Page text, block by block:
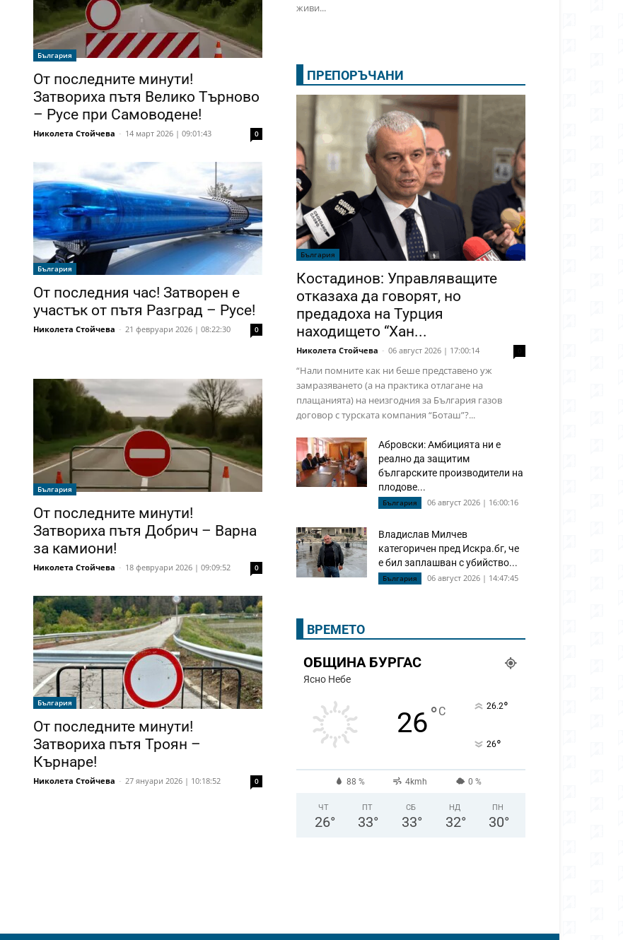
България
От последните минути!
Затвориха пътя Велико Търново
– Русе при Самоводене!
Николета Стойчева - 14 март 2026 | 09:01:43 0
България
От последния час! Затворен е
участък от пътя Разград – Русе!
Николета Стойчева - 21 февруари 2026 | 08:22:30 0
България
От последните минути!
Затвориха пътя Добрич – Варна
за камиони!
Николета Стойчева - 18 февруари 2026 | 09:09:52 0
България
От последните минути!
Затвориха пътя Троян –
Кърнаре!
Николета Стойчева - 27 януари 2026 | 10:18:52 0
живи...
ПРЕПОРЪЧАНИ
България
Костадинов: Управляващите
отказаха да говорят, но
предадоха на Турция
находището “Хан...
Николета Стойчева - 06 август 2026 | 17:00:14
“Нали помните как ни беше представено уж
замразяването (а на практика отлагане на
плащанията) на неизгодния за България газов
договор с турската компания “Боташ”?...
Абровски: Амбицията ни е
реално да защитим
българските производители на
плодове...
България 06 август 2026 | 16:00:16
Владислав Милчев
категоричен пред Искра.бг, че
е бил заплашван с убийство...
България 06 август 2026 | 14:47:45
ВРЕМЕТО
ОБЩИНА БУРГАС
Ясно Небе
26°C 26.2°
26°
88 % 4kmh 0 %
ЧТ
26°
ПТ
33°
СБ
33°
НД
32°
ПН
30°